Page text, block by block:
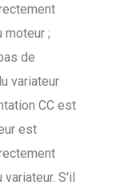
moteur ;
de
variateur
CC est
est
S'il